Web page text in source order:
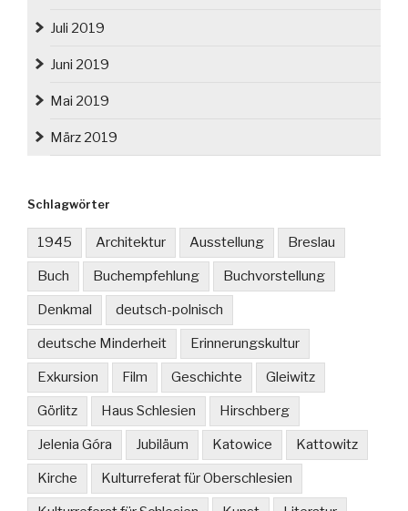
Juli 2019
Juni 2019
Mai 2019
März 2019
Schlagwörter
1945 Architektur Ausstellung Breslau
Buch Buchempfehlung Buchvorstellung
Denkmal deutsch-polnisch
deutsche Minderheit Erinnerungskultur
Exkursion Film Geschichte Gleiwitz
Görlitz Haus Schlesien Hirschberg
Jelenia Góra Jubiläum Katowice Kattowitz
Kirche Kulturreferat für Oberschlesien